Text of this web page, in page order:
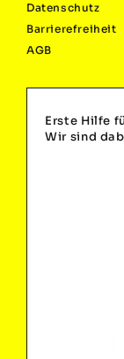
Datenschutz
Barrierefreiheit
AGB
Erste Hilfe
Wir sind